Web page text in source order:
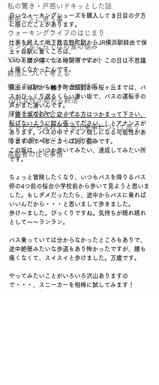
私の驚き・戸惑いドキッとした話
季節ごとに思う事
ウォーキングライフのはじまり
シングルならではの食の悩み
YSLアソシエーションイベント
終活について考える
横浜市のイベント・生活情報
70代女性が始める終活
身体との付き合いかた
テレビから流れてくる出来事について思う
毎日の買い物どうしてますか
高齢者の住宅事情
白いウォーキングシューズを購入して３日目の夕方
に感じたことがあります。
仕事を終えて地下鉄吉野町駅からJR横浜駅経由で保
土ヶ谷駅に着くころは、
いつも腰が痛くなる時間帯ですが、この日は不思議
と痛くなかったんです。
保土ヶ谷駅から帷子町会館前から桜ヶ丘までは、バ
スがひっくり返るくらい凄い坂で、バスの運転手の
声がまた凄いんです。
「登り坂なので、立ってる方はつかまって下さい、
転ばないように踏ん張ってださい、
」とアナンスが
あります。バスの中でドミノ倒しになる可能性があ
りますのでベビーカーは折り畳みです。
この坂は、いつか歩いてみたい、達成してみたい所
です。
ちょっと冒険したくなり、いつもバスを降りるバス
停の4つ前の桜台小学校前から歩いて見ようと思いま
した。もしダメだったたら、途中からバスに乗れば
いいんだから・・・と思いまして歩きました。
歩け～ました。びっくりですね。気持ちが晴れ晴れ
として～～ランラン。
バス乗っていては分からなかったところもありで、
途中絶壁みたいな歩道もあり怖かったですが、腰も
痛くなくて、スイスイと歩けました。万歳です。
やってみたいことがいろいろ沢山ありますの
で・・・、スニーカーを相棒に試してみます！